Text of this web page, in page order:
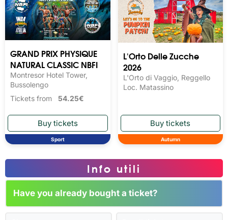
GRAND PRIX PHYSIQUE
NATURAL CLASSIC NBFI
Montresor Hotel Tower,
Bussolengo
Tickets from 54.25€
Sport
L'Orto Delle Zucche
2026
L'Orto di Vaggio, Reggello
Loc. Matassino
Autumn
Info utili
Have you already bought a ticket?